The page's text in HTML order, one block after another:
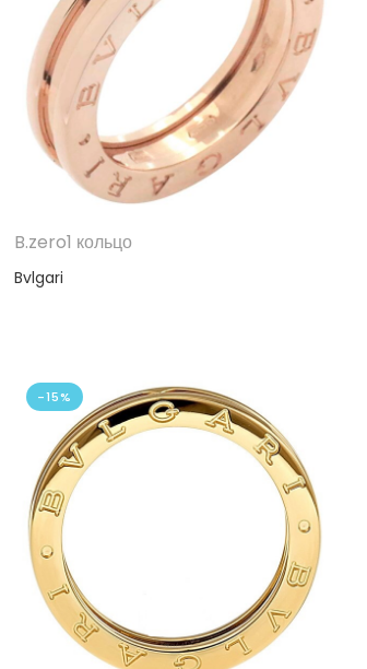
B.zero1 кольцо
Bvlgari
-15%